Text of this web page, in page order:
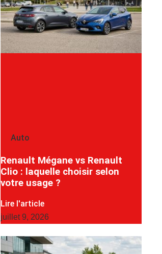
Auto
Renault Mégane vs Renault
Clio : laquelle choisir selon
votre usage ?
Lire l'article
juillet 9, 2026